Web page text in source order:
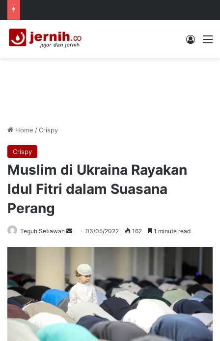
Log In
Home /Crispy
Crispy
Muslim di Ukraina Rayakan
Idul Fitri dalam Suasana
Perang
Teguh Setiawan
Send03/05/2022 162 1 minute read